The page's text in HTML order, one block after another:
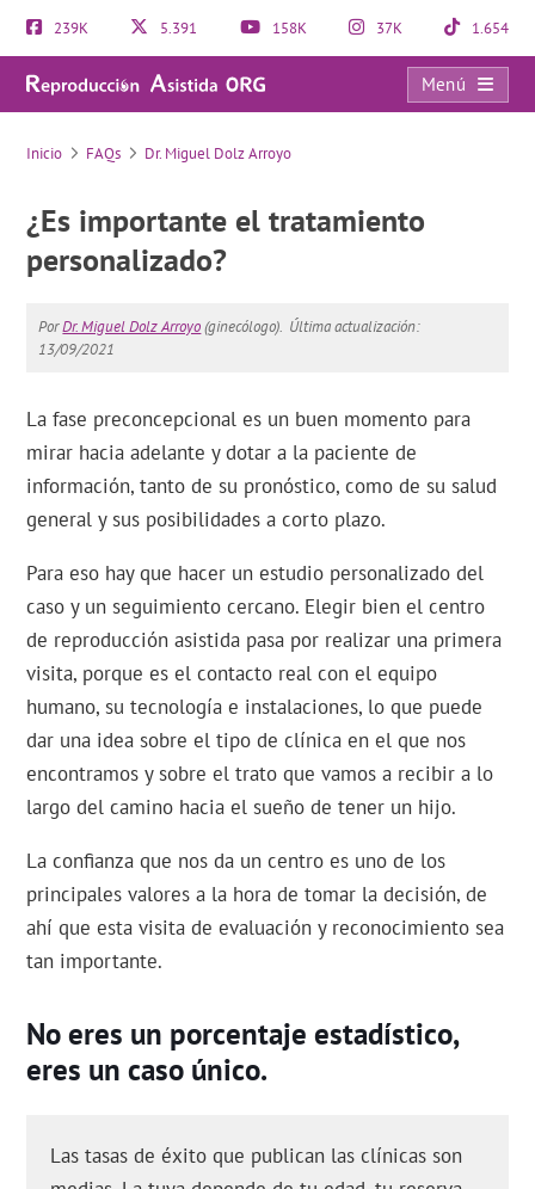
239K 5.391 158K 37K 1.654
Menú
FAQs
Inicio FAQs Dr. Miguel Dolz Arroyo
¿Es importante el tratamiento
personalizado?
PorDr. Miguel Dolz Arroyo(ginecólogo). Última actualización:
13/09/2021
La fase preconcepcional es un buen momento para
mirar hacia adelante y dotar a la paciente de
información, tanto de su pronóstico, como de su salud
general y sus posibilidades a corto plazo.
Para eso hay que hacer un estudio personalizado del
caso y un seguimiento cercano. Elegir bien el centro
de reproducción asistida pasa por realizar una primera
visita, porque es el contacto real con el equipo
humano, su tecnología e instalaciones, lo que puede
dar una idea sobre el tipo de clínica en el que nos
encontramos y sobre el trato que vamos a recibir a lo
largo del camino hacia el sueño de tener un hijo.
La confianza que nos da un centro es uno de los
principales valores a la hora de tomar la decisión, de
ahí que esta visita de evaluación y reconocimiento sea
tan importante.
No eres un porcentaje estadístico,
eres un caso único.
Las tasas de éxito que publican las clínicas son